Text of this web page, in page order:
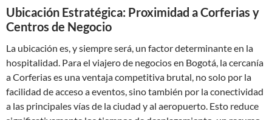
Ubicación Estratégica: Proximidad a Corferias y
Centros de Negocio
La ubicación es, y siempre será, un factor determinante en la
hospitalidad. Para el viajero de negocios en Bogotá, la cercanía
a Corferias es una ventaja competitiva brutal, no solo por la
facilidad de acceso a eventos, sino también por la conectividad
a las principales vías de la ciudad y al aeropuerto. Esto reduce